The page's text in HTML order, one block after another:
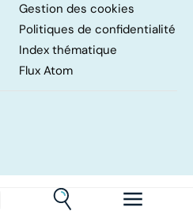
Gestion des cookies
Politiques de confidentialité
Index thématique
Flux Atom